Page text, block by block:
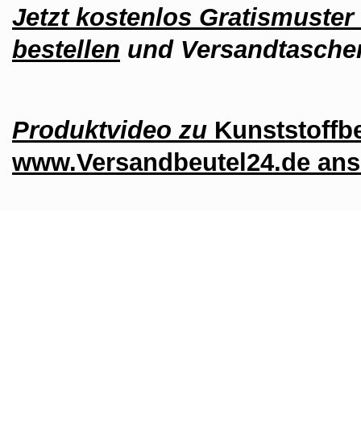
Jetzt kostenlos
bestellen und
Produktvideo zu
www.Versandbeutel24.de